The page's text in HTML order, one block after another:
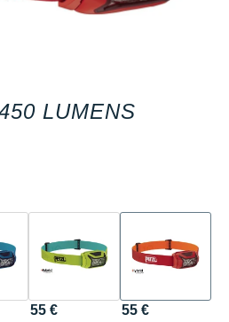
LUMENS
55 € 55 €